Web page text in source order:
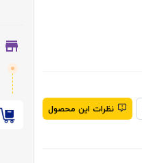
نظرات این محصول